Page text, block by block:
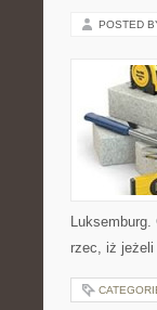
POSTED
rzec, iż